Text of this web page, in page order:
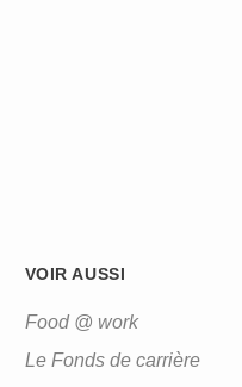
VOIR AUSSI
Food @ work
Le Fonds de carrière